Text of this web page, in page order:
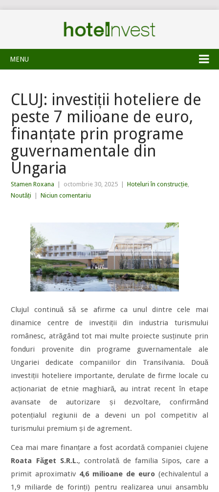
MENU
CLUJ: investiții hoteliere de
peste 7 milioane de euro,
finanțate prin programe
guvernamentale din
Ungaria
Stamen Roxana octombrie 30, 2025 Hoteluri în construcție,
Noutăți
Niciun comentariu
Clujul continuă să se afirme ca unul dintre cele mai
dinamice centre de investiții din industria turismului
românesc, atrăgând tot mai multe proiecte susținute prin
fonduri provenite din programe guvernamentale ale
Ungariei dedicate companiilor din Transilvania. Două
investiții hoteliere importante, derulate de firme locale cu
acționariat de etnie maghiară, au intrat recent în etape
avansate de autorizare și dezvoltare, confirmând
potențialul regiunii de a deveni un pol competitiv al
turismului premium și de agrement.
Cea mai mare finanțare a fost acordată companiei clujene
Roata Făget S.R.L., controlată de familia Sipos, care a
primit aproximativ 4,6 milioane de euro(echivalentul a
1,9 miliarde de forinți) pentru realizarea unui ansamblu